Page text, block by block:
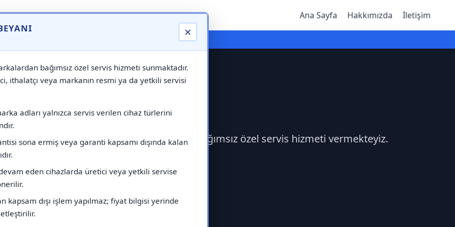
×
bağımsız özel servis hizmeti sunmaktadır.
ithalatçı veya markanın resmi ya da yetkili servisi
adları yalnızca servis verilen cihaz türlerini
sona ermiş veya garanti kapsamı dışında kalan
eden cihazlarda üretici veya yetkili servise
kapsam dışı işlem yapılmaz; fiyat bilgisi yerinde
Ana Sayfa Hakkımızda İletişim
⚠️ Markadan Bağımsız "Özel Servis" Hizmeti
Alarko Servisi çağırabilirsiniz.Markadan bağımsız özel servis hizmeti vermekteyiz.